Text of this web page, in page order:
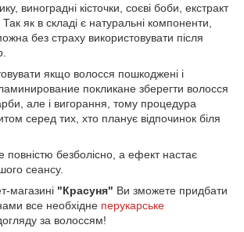
виноградні кісточки, соєві боби, екстракт
Так як в складі є натуральні компоненти,
без страху використовувати після
якщо волосся пошкоджені і
покликане зберегти волосся
але і вигорання, тому процедура
серед тих, хто планує відпочинок біля
безболісно, а ефект настає
сеансу.
магазині "Красуня" Ви зможете придбати
все необхідне перукарське
за волоссям!